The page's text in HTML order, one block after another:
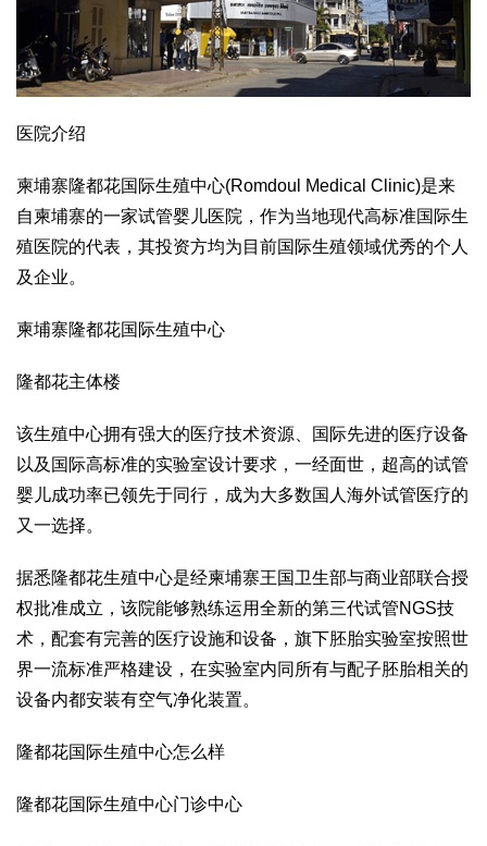
医院介绍
柬埔寨隆都花国际生殖中心(Romdoul Medical Clinic)是来
自柬埔寨的一家试管婴儿医院，作为当地现代高标准国际生
殖医院的代表，其投资方均为目前国际生殖领域优秀的个人
及企业。
柬埔寨隆都花国际生殖中心
隆都花主体楼
该生殖中心拥有强大的医疗技术资源、国际先进的医疗设备
以及国际高标准的实验室设计要求，一经面世，超高的试管
婴儿成功率已领先于同行，成为大多数国人海外试管医疗的
又一选择。
据悉隆都花生殖中心是经柬埔寨王国卫生部与商业部联合授
权批准成立，该院能够熟练运用全新的第三代试管NGS技
术，配套有完善的医疗设施和设备，旗下胚胎实验室按照世
界一流标准严格建设，在实验室内同所有与配子胚胎相关的
设备内都安装有空气净化装置。
隆都花国际生殖中心怎么样
隆都花国际生殖中心门诊中心